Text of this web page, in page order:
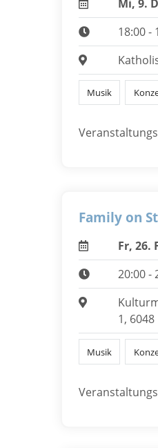
Mi, 9.
18:00 -
Musik
Family on
Fr, 26.
20:00 -
1,
Musik